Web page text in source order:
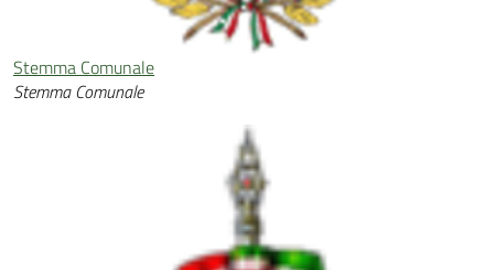
Stemma Comunale
Stemma Comunale